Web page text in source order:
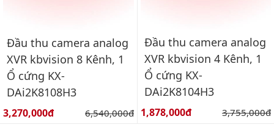
Đầu thu camera analog
XVR kbvision 8 Kênh, 1
Ổ cứng KX-
DAi2K8108H3
Giá bán:
3,270,000đ Giá gốc:
6,540,000đ
Đầu thu camera analog
XVR kbvision 4 Kênh, 1
Ổ cứng KX-
DAi2K8104H3
Giá bán:
1,878,000đ Giá gốc:
3,755,000đ